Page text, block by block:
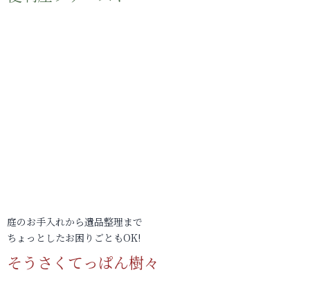
庭のお手入れから遺品整理まで
ちょっとしたお困りごともOK!
そうさくてっぱん樹々